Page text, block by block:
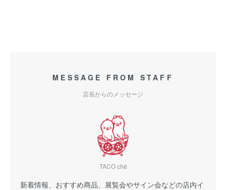
MESSAGE FROM STAFF
店長からのメッセージ
TACO ché
新着情報、おすすめ商品、展覧会やサイン会などの店内イ